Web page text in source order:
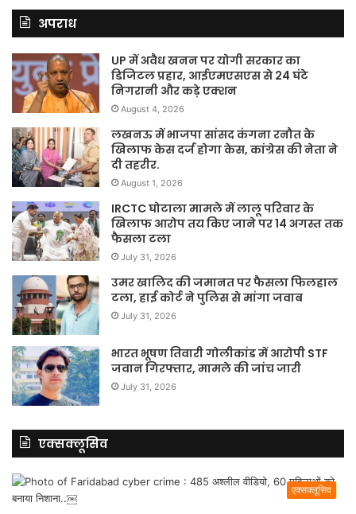
अपराध
UP में अवैध खनन पर योगी सरकार का
डिजिटल प्रहार, आईएमएसएस से 24 घंटे
निगरानी और कड़े एक्शन
August 4, 2026
लखनऊ में भाजपा सांसद कंगना रनौत के
खिलाफ केस दर्ज होगा केस, कांग्रेस की नेता ने
दी तहरीर.
August 1, 2026
IRCTC घोटाला मामले में लालू परिवार के
खिलाफ आरोप तय किए जाने पर 14 अगस्त तक
फैसला टला
July 31, 2026
उमर खालिद की जमानत पर फैसला फिलहाल
टला, हाई कोर्ट ने पुलिस से मांगा जवाब
July 31, 2026
भारत भूषण तिवारी गोलीकांड में आरोपी STF
जवान गिरफ्तार, मामले की जांच जारी
July 31, 2026
एक्सक्लूसिव
एक्सक्लूसिव